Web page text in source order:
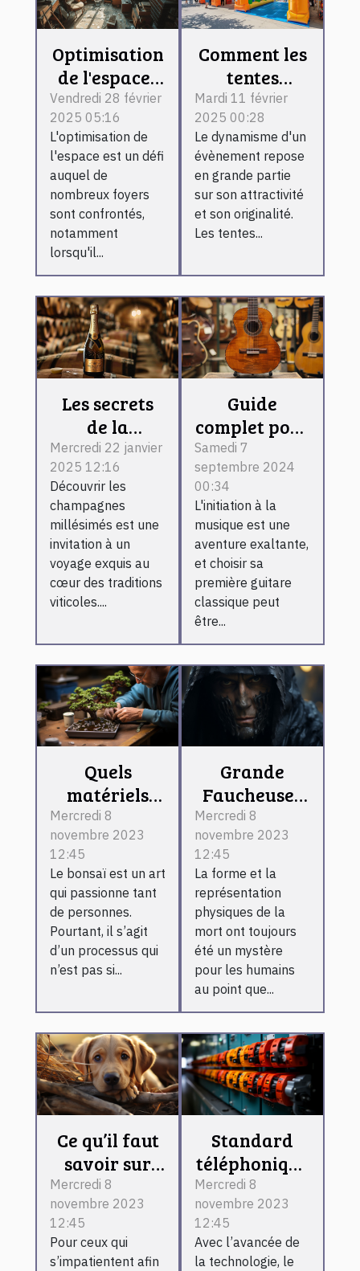
Optimisation
de l'espace :
stratégies
efficaces
pour vider
caves et
greniers
Vendredi 28 février
2025 05:16
L'optimisation de
l'espace est un défi
auquel de
nombreux foyers
sont confrontés,
notamment
lorsqu'il...
Comment les
tentes
publicitaires
gonflables
peuvent
dynamiser
vos
évènements
Mardi 11 février
2025 00:28
Le dynamisme d'un
évènement repose
en grande partie
sur son attractivité
et son originalité.
Les tentes...
Les secrets
de la
fabrication
des
champagnes
millésimés
expliqués
Mercredi 22 janvier
2025 12:16
Découvrir les
champagnes
millésimés est une
invitation à un
voyage exquis au
cœur des traditions
viticoles....
Guide
complet pour
choisir une
guitare
classique
pour
débutants
Samedi 7
septembre 2024
00:34
L'initiation à la
musique est une
aventure exaltante,
et choisir sa
première guitare
classique peut
être...
Quels
matériels
pour réaliser
un bonsaï ?
Mercredi 8
novembre 2023
12:45
Le bonsaï est un art
qui passionne tant
de personnes.
Pourtant, il s’agit
d’un processus qui
n’est pas si...
Grande
Faucheuse :
que retenir ?
Mercredi 8
novembre 2023
12:45
La forme et la
représentation
physiques de la
mort ont toujours
été un mystère
pour les humains
au point que...
Ce qu’il faut
savoir sur
Labrador
Retriever
Mercredi 8
novembre 2023
12:45
Pour ceux qui
s’impatientent afin
Standard
téléphonique
virtuel :
l’essentiel de
ce qu’il faut
retenir !
Mercredi 8
novembre 2023
12:45
Avec l’avancée de
la technologie, le